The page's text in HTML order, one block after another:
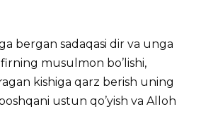
bergan sadaqasi dir va unga
musulmon bo’lishi,
kishiga qarz berish uning
ustun qo’yish va Alloh